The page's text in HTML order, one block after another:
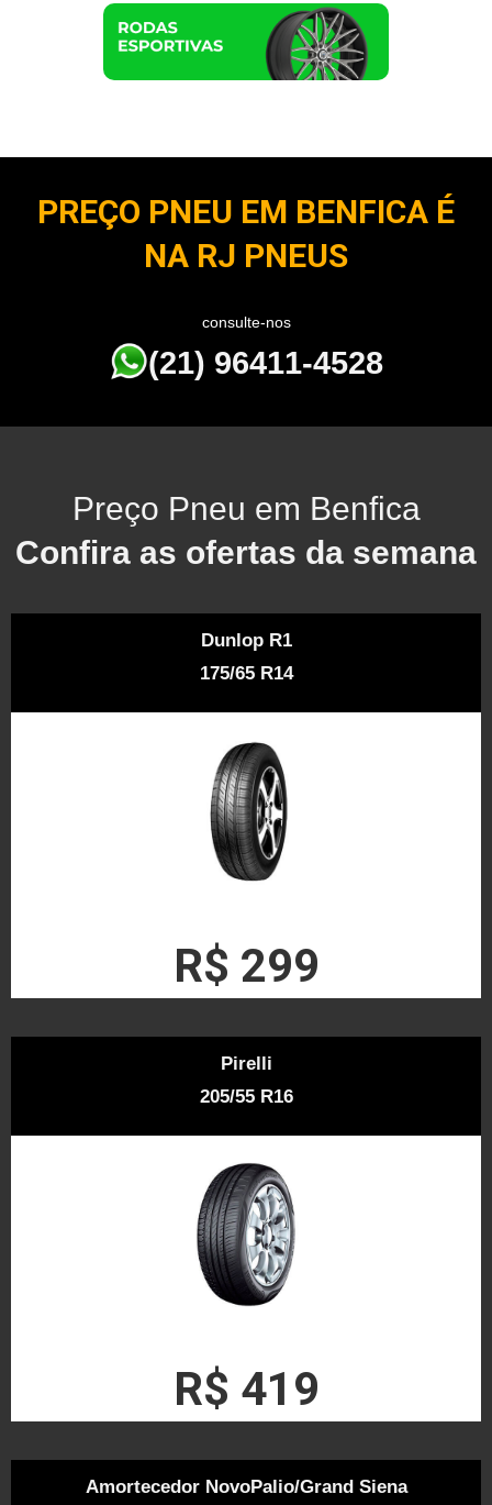
PREÇO PNEU EM BENFICA É
NA RJ PNEUS
consulte-nos
(21) 96411-4528
Preço Pneu em Benfica
Confira as ofertas da semana
Dunlop R1
175/65 R14
R$ 299
Pirelli
205/55 R16
R$ 419
Amortecedor NovoPalio/Grand Siena